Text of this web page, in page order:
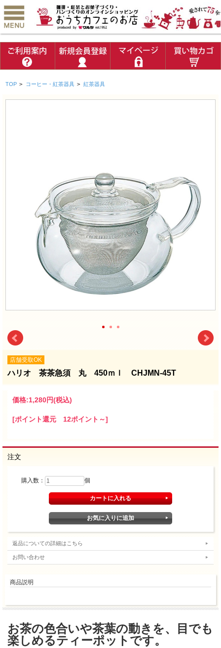
TOP > コーヒー・紅茶器具 > 紅茶器具
店舗受取OK
ハリオ 茶茶急須 丸 450ｍｌ CHJMN-45T
価格:1,280円(税込)
[ポイント還元 12ポイント～]
注文
購入数： 個
返品についての詳細はこちら
お問い合わせ
商品説明
お茶の色合いや茶葉の動きを、目でも
楽しめるティーポットです。